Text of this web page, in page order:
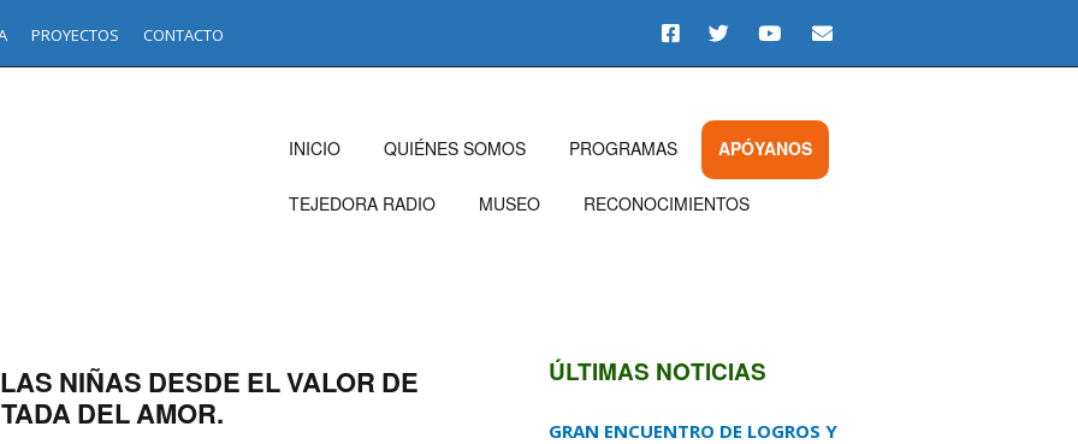
PROYECTOS CONTACTO
INICIO QUIÉNES SOMOS PROGRAMAS APÓYANOS
TEJEDORA RADIO MUSEO RECONOCIMIENTOS
NIÑAS DESDE EL VALOR DE
DEL AMOR.
ÚLTIMAS NOTICIAS
GRAN ENCUENTRO DE LOGROS Y